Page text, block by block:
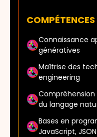
COMPÉTENCES
Connaissance
génératives
Maîtrise des
engineering
du langage
Bases en
JavaScript,